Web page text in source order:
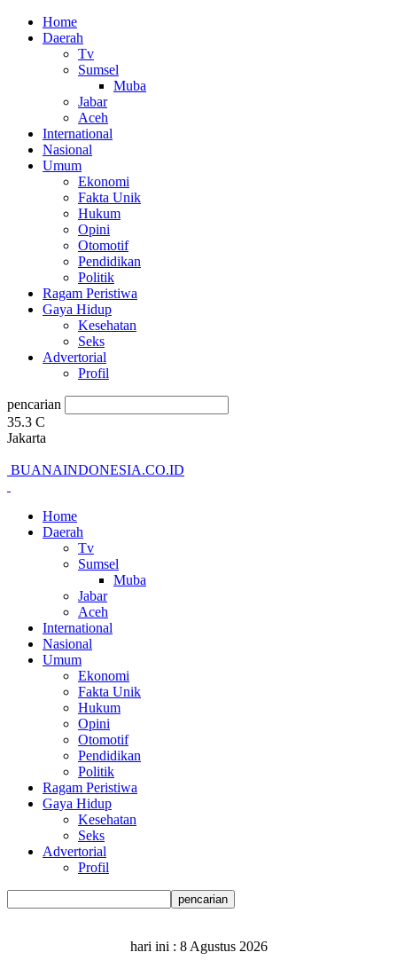
Home
Daerah
Tv
Sumsel
Muba
Jabar
Aceh
International
Nasional
Umum
Ekonomi
Fakta Unik
Hukum
Opini
Otomotif
Pendidikan
Politik
Ragam Peristiwa
Gaya Hidup
Kesehatan
Seks
Advertorial
Profil
pencarian
35.3 C
Jakarta
BUANAINDONESIA.CO.ID
Home
Daerah
Tv
Sumsel
Muba
Jabar
Aceh
International
Nasional
Umum
Ekonomi
Fakta Unik
Hukum
Opini
Otomotif
Pendidikan
Politik
Ragam Peristiwa
Gaya Hidup
Kesehatan
Seks
Advertorial
Profil
hari ini : 8 Agustus 2026